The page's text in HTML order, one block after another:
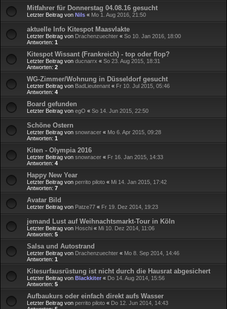
Mitfahrer für Donnerstag 04.08.16 gesucht
Letzter Beitrag von Nils « Mo 1. Aug 2016, 21:50
aktuelle Info Kitespot Maasvlakte
Letzter Beitrag von Drachenzuechter « So 10. Jan 2016, 18:00
Antworten: 1
Kitespot Wissant (Frankreich) - top oder flop?
Letzter Beitrag von ducnarrx « So 23. Aug 2015, 18:31
Antworten: 2
WG-Zimmer/Wohnung in Düsseldorf gesucht
Letzter Beitrag von BadLieutenant « Fr 10. Jul 2015, 05:46
Antworten: 4
Board gefunden
Letzter Beitrag von egO « So 14. Jun 2015, 22:50
Schöne Ostern
Letzter Beitrag von snowracer « Mo 6. Apr 2015, 09:28
Antworten: 1
Kiten - Olympia 2016
Letzter Beitrag von snowracer « Fr 16. Jan 2015, 14:33
Antworten: 4
Happy New Year
Letzter Beitrag von perrito piloto « Mi 14. Jan 2015, 17:42
Antworten: 7
Avatar Bild
Letzter Beitrag von Patze77 « Fr 19. Dez 2014, 19:23
jemand Lust auf Weihnachtsmarkt-Tour in Köln
Letzter Beitrag von Hoschi « Mi 10. Dez 2014, 11:06
Antworten: 5
Salsa und Autostrand
Letzter Beitrag von Drachenzuechter « Mo 8. Sep 2014, 14:46
Antworten: 1
Kitesurfausrüstung ist nicht durch die Hausrat abgesichert
Letzter Beitrag von Blackkiter « Do 14. Aug 2014, 15:56
Antworten: 5
Aufbaukurs oder einfach direkt aufs Wasser
Letzter Beitrag von perrito piloto « Do 12. Jun 2014, 14:43